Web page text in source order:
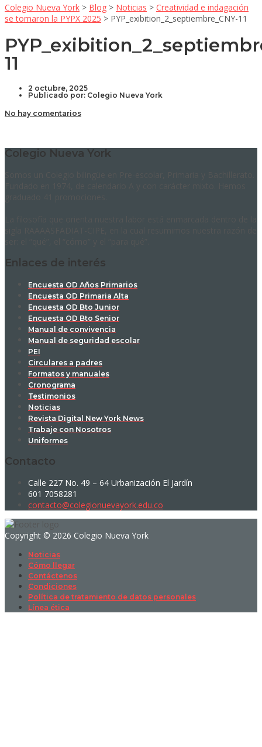
Colegio Nueva York > Blog > Noticias > Creatividad e indagación
se tomaron la PYPX 2025 > PYP_exibition_2_septiembre_CNY-11
11
2 octubre, 2025
Publicado por: Colegio Nueva York
No hay comentarios
Colegio Nueva York
Enlaces de interés
Encuesta OD Años Primarios
Encuesta OD Primaria Alta
Encuesta OD Bto Junior
Encuesta OD Bto Senior
Manual de convivencia
Manual de seguridad escolar
PEI
Circulares a padres
Formatos y manuales
Cronograma
Testimonios
Noticias
Revista Digital New York News
Trabaje con Nosotros
Uniformes
Contacto
Calle 227 No. 49 – 64 Urbanización El Jardín
601 7058281
contacto@colegionuevayork.edu.co
Copyright © 2026 Colegio Nueva York
Noticias
Cómo llegar
Contáctenos
Condiciones
Política de tratamiento de datos personales
Línea ética